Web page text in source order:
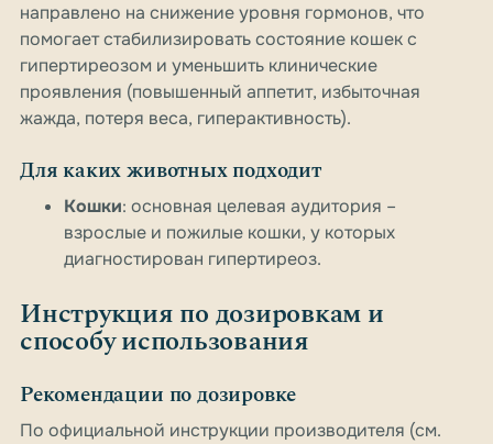
направлено на снижение уровня гормонов, что
помогает стабилизировать состояние кошек с
гипертиреозом и уменьшить клинические
проявления (повышенный аппетит, избыточная
жажда, потеря веса, гиперактивность).
Для каких животных подходит
Кошки: основная целевая аудитория –
взрослые и пожилые кошки, у которых
диагностирован гипертиреоз.
Инструкция по дозировкам и
способу использования
Рекомендации по дозировке
По официальной инструкции производителя (см.